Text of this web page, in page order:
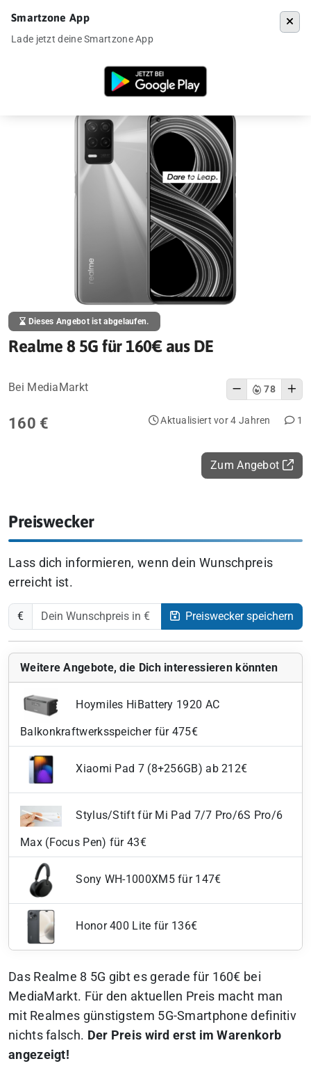
»Realme 8 5G für 160€ aus DE
Dieses Angebot ist abgelaufen.
Realme 8 5G für 160€ aus DE
Bei MediaMarkt 78
160 € Aktualisiert vor 4 Jahren 1
Zum Angebot
Preiswecker
Lass dich informieren, wenn dein Wunschpreis
erreicht ist.
€ Preiswecker speichern
Weitere Angebote, die Dich interessieren könnten
Hoymiles HiBattery 1920 AC
Balkonkraftwerksspeicher für 475€
Xiaomi Pad 7 (8+256GB) ab 212€
Stylus/Stift für Mi Pad 7/7 Pro/6S Pro/6
Max (Focus Pen) für 43€
Sony WH-1000XM5 für 147€
Honor 400 Lite für 136€
Das Realme 8 5G gibt es gerade für 160€ bei
MediaMarkt. Für den aktuellen Preis macht man
mit Realmes günstigstem 5G-Smartphone definitiv
nichts falsch. Der Preis wird erst im Warenkorb
angezeigt!
Smartzone App
Lade jetzt deine Smartzone App